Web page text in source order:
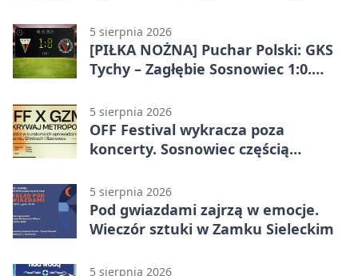
5 sierpnia 2026
[PIŁKA NOŻNA] Puchar Polski: GKS
Tychy – Zagłębie Sosnowiec 1:0.
przed przerwą
5 sierpnia 2026
OFF Festival wykracza poza
koncerty. Sosnowiec częścią
5 sierpnia 2026
Pod gwiazdami zajrzą w emocje.
Wieczór sztuki w Zamku Sieleckim
5 sierpnia 2026